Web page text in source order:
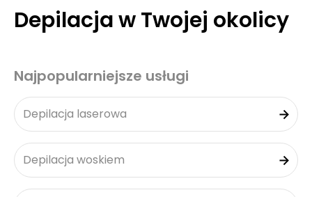
Depilacja w Twojej okolicy
Najpopularniejsze usługi
Depilacja laserowa
Depilacja woskiem